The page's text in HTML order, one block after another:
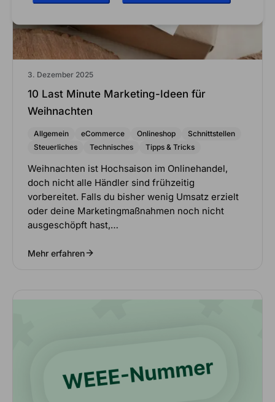
3. Dezember 2025
10 Last Minute Marketing-Ideen für
Weihnachten
Allgemein eCommerce Onlineshop
Schnittstellen
Steuerliches
Technisches Tipps & Tricks
Weihnachten ist Hochsaison im Onlinehandel,
doch nicht alle Händler sind frühzeitig
vorbereitet. Falls du bisher wenig Umsatz erzielt
oder deine Marketingmaßnahmen noch nicht
ausgeschöpft hast,…
Mehr erfahren